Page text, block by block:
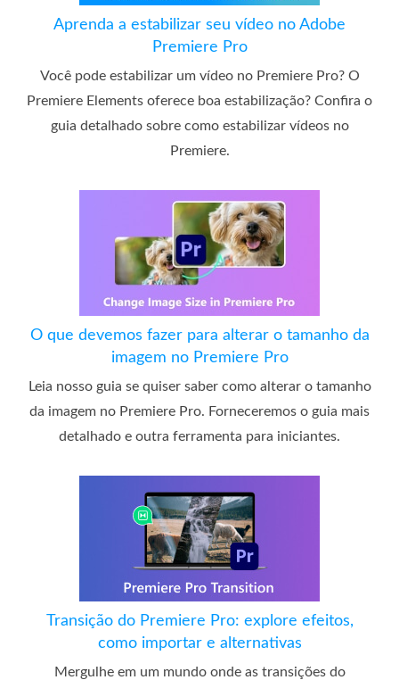
Aprenda a estabilizar seu vídeo no Adobe
Premiere Pro
Você pode estabilizar um vídeo no Premiere Pro? O
Premiere Elements oferece boa estabilização? Confira o
guia detalhado sobre como estabilizar vídeos no
Premiere.
O que devemos fazer para alterar o tamanho da
imagem no Premiere Pro
Leia nosso guia se quiser saber como alterar o tamanho
da imagem no Premiere Pro. Forneceremos o guia mais
detalhado e outra ferramenta para iniciantes.
Transição do Premiere Pro: explore efeitos,
como importar e alternativas
Mergulhe em um mundo onde as transições do